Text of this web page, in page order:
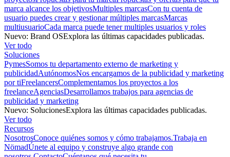
marca alcance los objetivosMultiples marcasCon tu cuenta de
usuario puedes crear y gestionar múltiples marcasMarcas
multiusuarioCada marca puede tener multiples usuarios y roles
Nuevo: Brand OSExplora las últimas capacidades publicadas.
Ver todo
Soluciones
PymesSomos tu departamento externo de marketing y
publicidadAutónomosNos encargamos de la publicidad y marketing
por tiFreelancersComplementamos los proyectos a los
freelanceAgenciasDesarrollamos trabajos para agencias de
publicidad y marketing
Nuevo: SolucionesExplora las últimas capacidades publicadas.
Ver todo
Recursos
NosotrosConoce quiénes somos y cómo trabajamos.Trabaja en
NömadÚnete al equipo y construye algo grande con